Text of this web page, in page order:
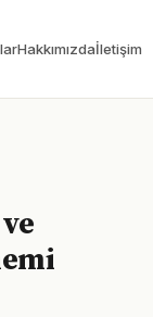
Hakkımızdaİletişim